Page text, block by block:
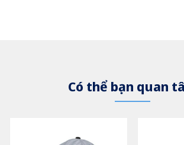
Có thể bạn quan